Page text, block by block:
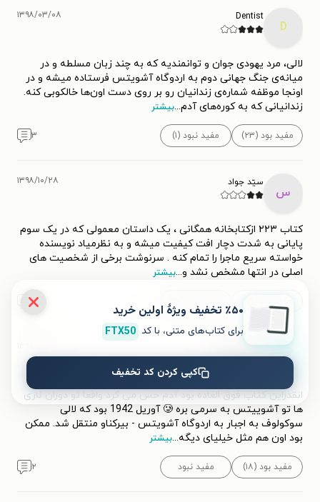
D
Dentist ۱۳۹۸/۰۳/۰۸
لالی، مرد یهودی جوان و توانمندیه که به چند زبان مسلطه و در
میانه‌ی جنگ جهانی دوم به اردوگاه آشویتس فرستاده میشه و در
اونجا موظفه شماره‌ی زندانیان رو بر روی دست اون‌ها خالکوبی کنه.
زندانیانی که به کوره‌های آدم...بیشتر
مفید بود (۲۳) مفید نبود (۱) ۳
س
سیّد جواد ۱۳۹۸/۱۰/۲۸
کتاب ۲۲۳ ازکتابخانه همگانی ، یک داستان معمولی که در یک سوم‌
پایانی به شدت دچار افت کیفیت میشه و به نظرمیاد نویسنده
خواسته سریع ماجرا را تمام کنه . سرنوشت برخی از شخصیت های
اصلی در انتها مشخص نشد و...بیشتر
۹
دختر کتابخوان
توصیه می‌کنم.
انقدراین کتاب فوق العاده بود آدم حس می کرد واقعا تو دوران نازی
ها تو آشوییتس به سرمی بره 🥲 آوریل 1942 بود که لالی
سوکولوف به اجبار به اردوگاه آشویتس - بیرکناو منتقل شد. ممکن
بود اون هم مثل خیلیای دیگه...بیشتر
مفید بود (۱۸) مفید نبود ۲
٪۵۰ تخفیف ویژۀ اولین خرید
برای کتاب‌های متنی، با کد FTX50
کپی کردن کد تخفیف